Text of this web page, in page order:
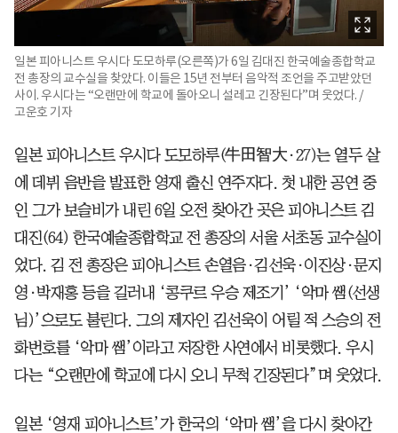
일본 피아니스트 우시다 도모하루(오른쪽)가 6일 김대진 한국예술종합학교
전 총장의 교수실을 찾았다. 이들은 15년 전부터 음악적 조언을 주고받았던
사이. 우시다는 “오랜만에 학교에 돌아오니 설레고 긴장된다”며 웃었다. /
고운호 기자
일본 피아니스트 우시다 도모하루(牛田智大·27)는 열두 살
에 데뷔 음반을 발표한 영재 출신 연주자다. 첫 내한 공연 중
인 그가 보슬비가 내린 6일 오전 찾아간 곳은 피아니스트 김
대진(64) 한국예술종합학교 전 총장의 서울 서초동 교수실이
었다. 김 전 총장은 피아니스트 손열음·김선욱·이진상·문지
영·박재홍 등을 길러내 ‘콩쿠르 우승 제조기’ ‘악마 쌤(선생
님)’으로도 불린다. 그의 제자인 김선욱이 어릴 적 스승의 전
화번호를 ‘악마 쌤’이라고 저장한 사연에서 비롯했다. 우시
다는 “오랜만에 학교에 다시 오니 무척 긴장된다”며 웃었다.
일본 ‘영재 피아니스트’가 한국의 ‘악마 쌤’을 다시 찾아간